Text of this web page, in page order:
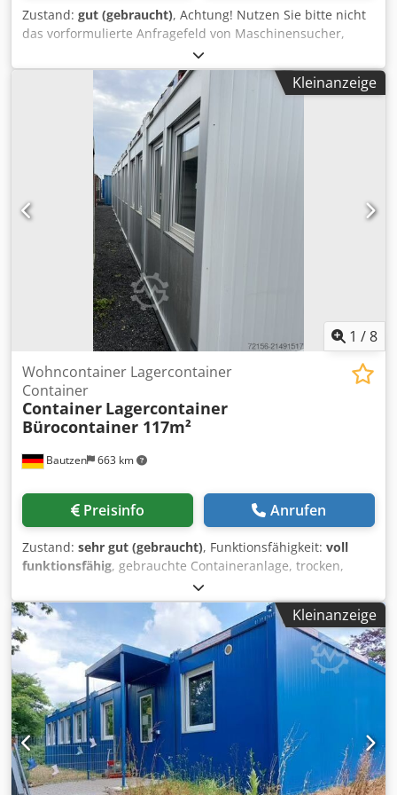
Zustand: gut (gebraucht), Achtung! Nutzen Sie bitte nicht
das vorformulierte Anfragefeld von Maschinensucher,
stellen Sie Ihre eigene Fragen in diesem Feld. Bitte füllen
Sie das Anfragefeld selbständig aus. Nur so bekommen Sie
eine Antwort. Bürocontainer, Container, Pausencontainer,
Baucontainer von Containex Dcedpfjrgpl Rox Ah Ssk -
gebraucht, - guter Zustand, - trocken, - dicht, - sofort
einsatzbereit, - mehrfach vorhanden, - keine Vermietung
Maße: Länge: 6,00m Breite:2,50m Höhe aussen: 2,80m
Höhe innen: 2,50m Ausstattung: - Heizung, - Doppel
Kunststoff-Fenster mit Kipp- und Drehfunktion, - Rollläden,
- abschliessbare Tür, - zementgebundene Bodenplatte mit
PVC-Bodenbelag Beladung und Transport kann organisiert
werden Es werden nur ernstgemeinte und seriöse
Anfragen unter Angabe von: Namen, E-Mail-Adresse und
Telefonnummer beantwortet.
Kleinanzeige
1 /8
Bautzen 663 km
Wohncontainer Lagercontainer
Container
Container Lagercontainer
Bürocontainer 117m²
Preisinfo Anrufen
Zustand: sehr gut (gebraucht), Funktionsfähigkeit: voll
funktionsfähig, gebrauchte Containeranlage, trocken,
dicht, sehr guter Zustand - bestehend aus 7 Stück 20 Fuss
Containern und 1 Stück 16 Fuss Container = ca. 117m² -
zementgebundene Bodenplatte Maße je Container: Länge:
6,00m/ 4,89m Breite: 2,50m Aussenhöhe: 2,80m
Innenhöhe: 2,50m Dämmung: Dach: 100mm Wand: 60mm
Boden: 100mm Ausstattung: - 2x doppelflügige
Aussentüren - Kunststofffenster mit Isolierverglasung und
Kipp-/ Drehfunktion - Jalousien - Elektroheizung -
Akkustikdecke - Dichtgummis - Wandverkleidung -
Deckenverkleidung - Übertrittsbleche - Containerklammern
- Unterlagen liegen vor Die Anlage ist demontiert und zum
Abtransport vorbereitet. Beladung und Transport kann
Kleinanzeige